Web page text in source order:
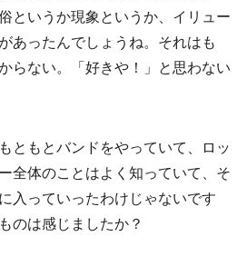
というか現象というか、イリュー
あったんでしょうね。それはも
らない。「好きや！」と思わない
ともとバンドをやっていて、ロッ
全体のことはよく知っていて、そ
入っていったわけじゃないです
のは感じましたか？